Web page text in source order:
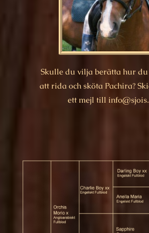
Skulle du vilja berätta hur
att rida och sköta Pachira?
ett mejl till